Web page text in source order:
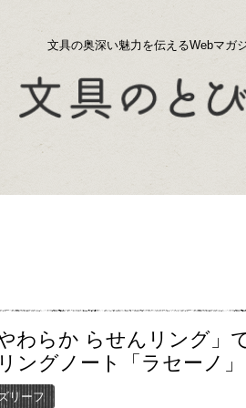
文具の奥深い魅力を伝えるWebマガ
やわらか らせんリング」
ングノート「ラセーノ」
リーフ